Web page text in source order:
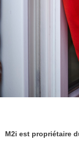
M2i est propriétaire